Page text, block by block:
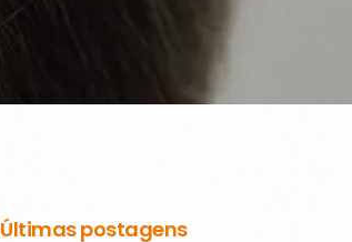
Últimas postagens